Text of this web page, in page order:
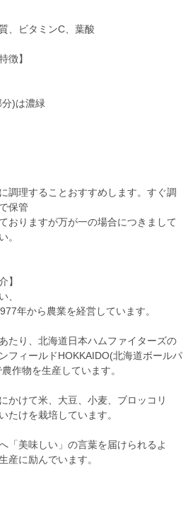
、ビタミンC、葉酸
徴】
分)は濃緑
調理することおすすめします。すぐ調
保管
おりますが万が一の場合につきまして
。
】
、
年から農業を経営しています。
たり、北海道日本ハムファイターズの
フィールドHOKKAIDO(北海道ボールパ
作物を生産しています。
かけて米、大豆、小麦、ブロッコリ
たけを栽培しています。
「美味しい」の言葉を届けられるよ
産に励んでいます。